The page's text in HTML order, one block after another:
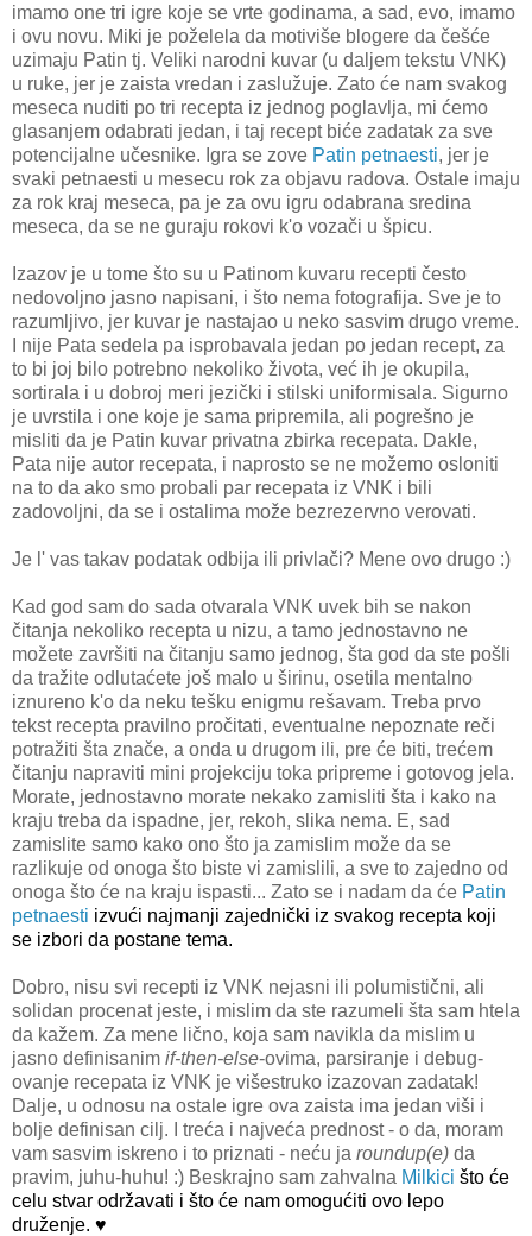
imamo one tri igre koje se vrte godinama, a sad, evo, imamo
i ovu novu. Miki je poželela da motiviše blogere da češće
uzimaju Patin tj. Veliki narodni kuvar (u daljem tekstu VNK)
u ruke, jer je zaista vredan i zaslužuje. Zato će nam svakog
meseca nuditi po tri recepta iz jednog poglavlja, mi ćemo
glasanjem odabrati jedan, i taj recept biće zadatak za sve
potencijalne učesnike. Igra se zove Patin petnaesti, jer je
svaki petnaesti u mesecu rok za objavu radova. Ostale imaju
za rok kraj meseca, pa je za ovu igru odabrana sredina
meseca, da se ne guraju rokovi k'o vozači u špicu.
Izazov je u tome što su u Patinom kuvaru recepti često
nedovoljno jasno napisani, i što nema fotografija. Sve je to
razumljivo, jer kuvar je nastajao u neko sasvim drugo vreme.
I nije Pata sedela pa isprobavala jedan po jedan recept, za
to bi joj bilo potrebno nekoliko života, već ih je okupila,
sortirala i u dobroj meri jezički i stilski uniformisala. Sigurno
je uvrstila i one koje je sama pripremila, ali pogrešno je
misliti da je Patin kuvar privatna zbirka recepata. Dakle,
Pata nije autor recepata, i naprosto se ne možemo osloniti
na to da ako smo probali par recepata iz VNK i bili
zadovoljni, da se i ostalima može bezrezervno verovati.
Je l' vas takav podatak odbija ili privlači? Mene ovo drugo :)
Kad god sam do sada otvarala VNK uvek bih se nakon
čitanja nekoliko recepta u nizu, a tamo jednostavno ne
možete završiti na čitanju samo jednog, šta god da ste pošli
da tražite odlutaćete još malo u širinu, osetila mentalno
iznureno k'o da neku tešku enigmu rešavam. Treba prvo
tekst recepta pravilno pročitati, eventualne nepoznate reči
potražiti šta znače, a onda u drugom ili, pre će biti, trećem
čitanju napraviti mini projekciju toka pripreme i gotovog jela.
Morate, jednostavno morate nekako zamisliti šta i kako na
kraju treba da ispadne, jer, rekoh, slika nema. E, sad
zamislite samo kako ono što ja zamislim može da se
razlikuje od onoga što biste vi zamislili, a sve to zajedno od
onoga što će na kraju ispasti... Zato se i nadam da će Patin
petnaesti izvući najmanji zajednički iz svakog recepta koji
se izbori da postane tema.
Dobro, nisu svi recepti iz VNK nejasni ili polumistični, ali
solidan procenat jeste, i mislim da ste razumeli šta sam htela
da kažem. Za mene lično, koja sam navikla da mislim u
jasno definisanim if-then-else-ovima, parsiranje i debug-
ovanje recepata iz VNK je višestruko izazovan zadatak!
Dalje, u odnosu na ostale igre ova zaista ima jedan viši i
bolje definisan cilj. I treća i najveća prednost - o da, moram
vam sasvim iskreno i to priznati - neću ja roundup(e) da
pravim, juhu-huhu! :) Beskrajno sam zahvalna Milkici što će
celu stvar održavati i što će nam omogućiti ovo lepo
druženje. ♥